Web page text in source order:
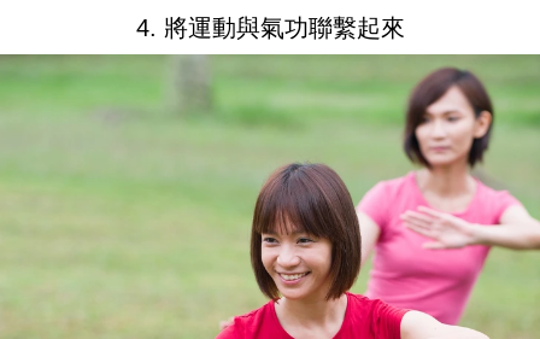
4. 將運動與氣功聯繫起來